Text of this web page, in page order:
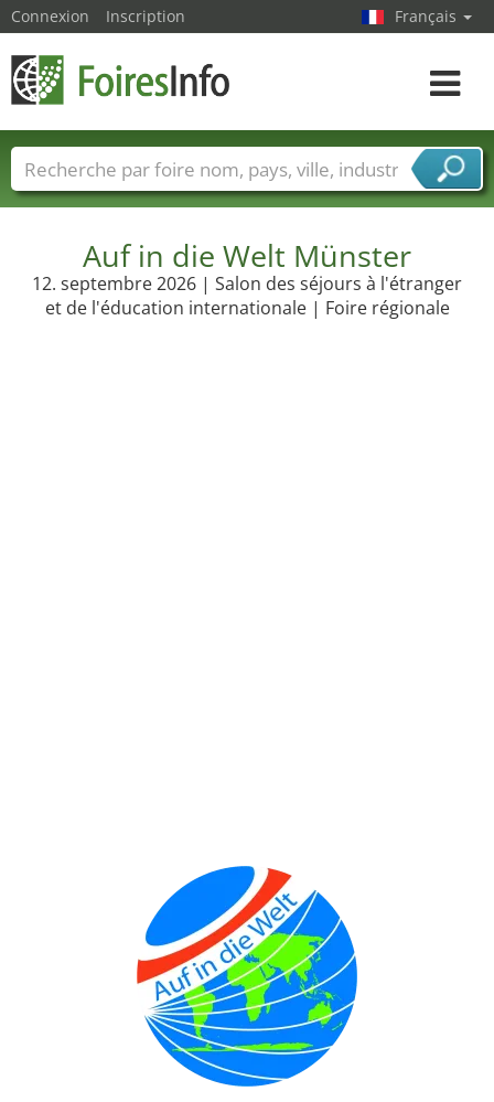
Auf in die Welt Münster
12. septembre 2026 | Salon des séjours à l'étranger
et de l'éducation internationale | Foire régionale
Connexion Inscription Français
Toggle
Foire noms Pays Villes
Secteurs de foire